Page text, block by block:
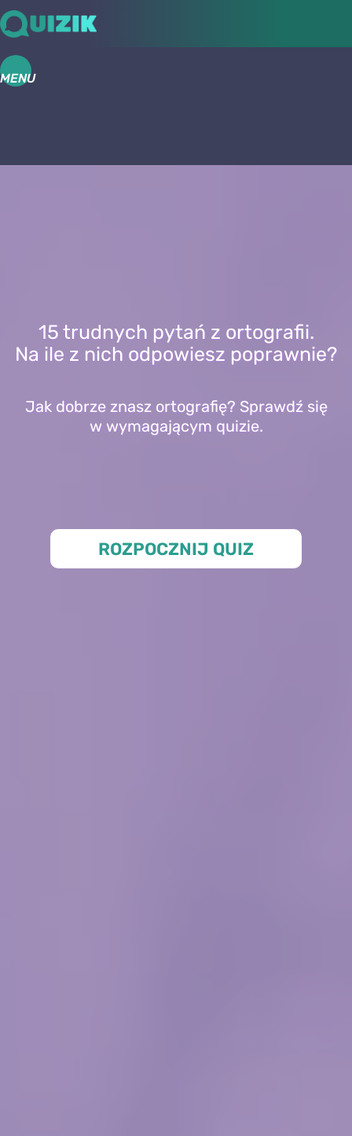
MENU
15 trudnych pytań z ortografii.
Na ile z nich odpowiesz poprawnie?
Jak dobrze znasz ortografię? Sprawdź się
w wymagającym quizie.
ROZPOCZNIJ QUIZ